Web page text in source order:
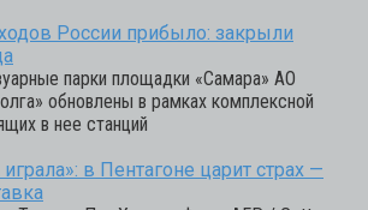
России прибыло: закрыли
парки площадки «Самара» АО
обновлены в рамках комплексной
в нее станций
в Пентагоне царит страх —